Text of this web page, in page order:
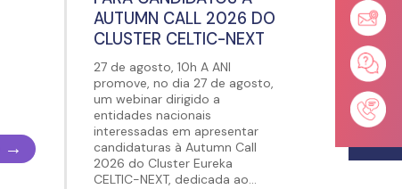
→
AUTUMN CALL 2026 DO
CLUSTER CELTIC-NEXT
27 de agosto, 10h A ANI
promove, no dia 27 de agosto,
um webinar dirigido a
entidades nacionais
interessadas em apresentar
candidaturas à Autumn Call
2026 do Cluster Eureka
CELTIC-NEXT, dedicada ao...